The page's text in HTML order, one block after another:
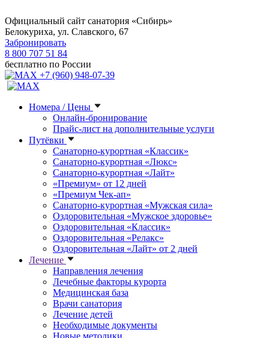
Официальный сайт санатория «Сибирь»
Белокуриха, ул. Славского, 67
Забронировать
8 800 707 51 84
бесплатно по России
+7 (960) 948-07-39
Номера / Цены
Онлайн-бронирование
Прайс-лист на дополнительные услуги
Путёвки
Санаторно-курортная «Классик»
Санаторно-курортная «Люкс»
Санаторно-курортная «Лайт»
«Премиум» от 12 дней
«Премиум Чек-ап»
Санаторно-курортная «Мужская сила»
Оздоровительная «Мужское здоровье»
Оздоровительная «Классик»
Оздоровительная «Релакс»
Оздоровительная «Лайт» от 2 дней
Лечение
Направления лечения
Лечебные факторы курорта
Медицинская база
Врачи санатория
Лечение детей
Необходимые документы
Новые методики